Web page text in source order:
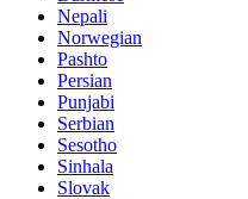
Nepali
Norwegian
Pashto
Persian
Punjabi
Serbian
Sesotho
Sinhala
Slovak